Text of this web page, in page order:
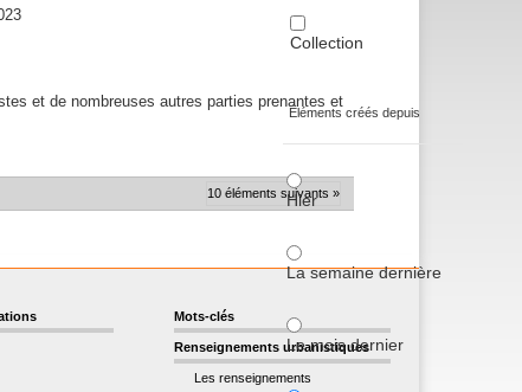
Collection
Éléments créés depuis
Hier
La semaine dernière
Le mois dernier
et de nombreuses autres parties prenantes et
10 éléments suivants »
Mots-clés
Renseignements urbanistiques
Les renseignements